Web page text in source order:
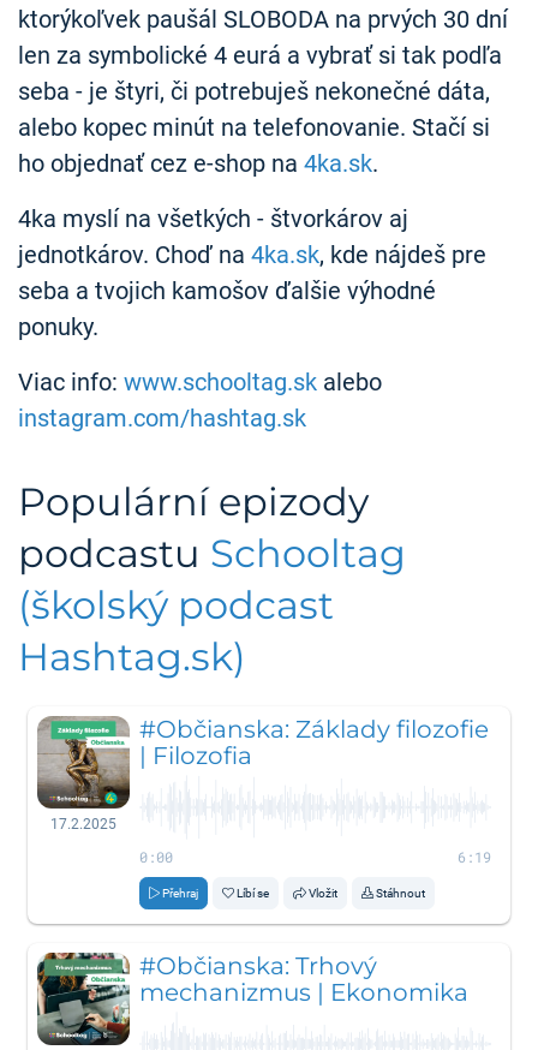
ktorýkoľvek paušál SLOBODA na prvých 30 dní
len za symbolické 4 eurá a vybrať si tak podľa
seba - je štyri, či potrebuješ nekonečné dáta,
alebo kopec minút na telefonovanie. Stačí si
ho objednať cez e-shop na 4ka.sk.
4ka myslí na všetkých - štvorkárov aj
jednotkárov. Choď na 4ka.sk, kde nájdeš pre
seba a tvojich kamošov ďalšie výhodné
ponuky.
Viac info: www.schooltag.sk alebo
instagram.com/hashtag.sk
Populární epizody
podcastu Schooltag
(školský podcast
Hashtag.sk)
17.2.2025
#Občianska: Základy filozofie
| Filozofia
0:00 6:19
Přehraj Líbí se Vložit Stáhnout
#Občianska: Trhový
mechanizmus | Ekonomika